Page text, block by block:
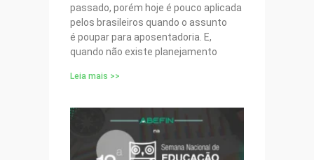
passado, porém hoje é pouco aplicada
pelos brasileiros quando o assunto
é poupar para aposentadoria. E,
quando não existe planejamento
Leia mais >>